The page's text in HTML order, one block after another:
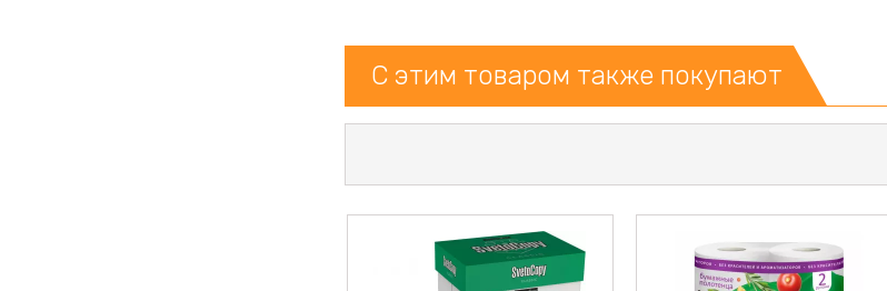
С этим товаром также покупают